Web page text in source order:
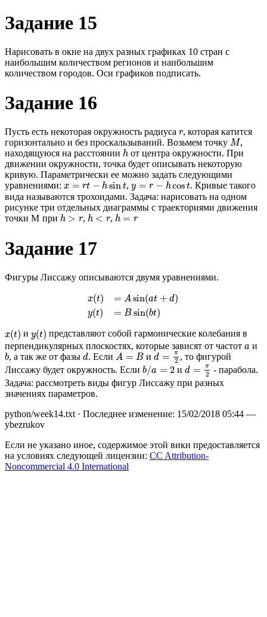
Задание 15
Нарисовать в окне на двух разных графиках 10 стран с
наибольшим количеством регионов и наибольшим
количеством городов. Оси графиков подписать.
Задание 16
Пусть есть некоторая окружность радиуса r
r, которая катится
горизонтально и без проскальзываний. Возьмем точку M
M,
находящуюся на расстоянии h
h от центра окружности. При
движении окружности, точка будет описывать некоторую
кривую. Параметрически ее можно задать следующими
уравнениями: x = rt − h sint
x=rt−hsint , y = r − hcost
y=r−hcost
. Кривые такого
вида называются трохоидами. Задача: нарисовать на одном
рисунке три отдельных диаграммы с траекториями движения
точки М
М при h > r
h>r , h < r
h<r , h = r
h=r
Задание 17
Фигуры Лиссажу описываются двумя уравнениями.
x(t) = Asin(at + d)
y(t) = Bsin(bt)
t)= at d y ) B sin
x(t)
(t) и y(t)
(t) представляют собой гармонические колебания в
перпендикулярных плоскостях, которые зависят от частот a
a и
b
b, а так же от фазы d
d. Если A = B
A=B иd = π
2
d=π2
, то фигурой
Лиссажу будет окружность. Если b/a = 2
b a иd = π
2
d= π2
- парабола.
Задача: рассмотреть виды фигур Лиссажу при разных
значениях параметров.
python/week14.txt · Последнее изменение: 15/02/2018 05:44 —
ybezrukov
Если не указано иное, содержимое этой вики предоставляется
на условиях следующей лицензии: CC Attribution-
Noncommercial 4.0 International